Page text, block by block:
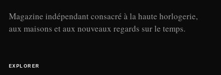
Magazine indépendant consacré à la haute horlogerie,
aux maisons et aux nouveaux regards sur le temps.
EXPLORER